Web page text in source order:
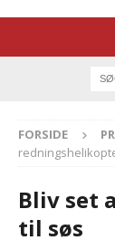
FORSIDE
Bliv set
til søs